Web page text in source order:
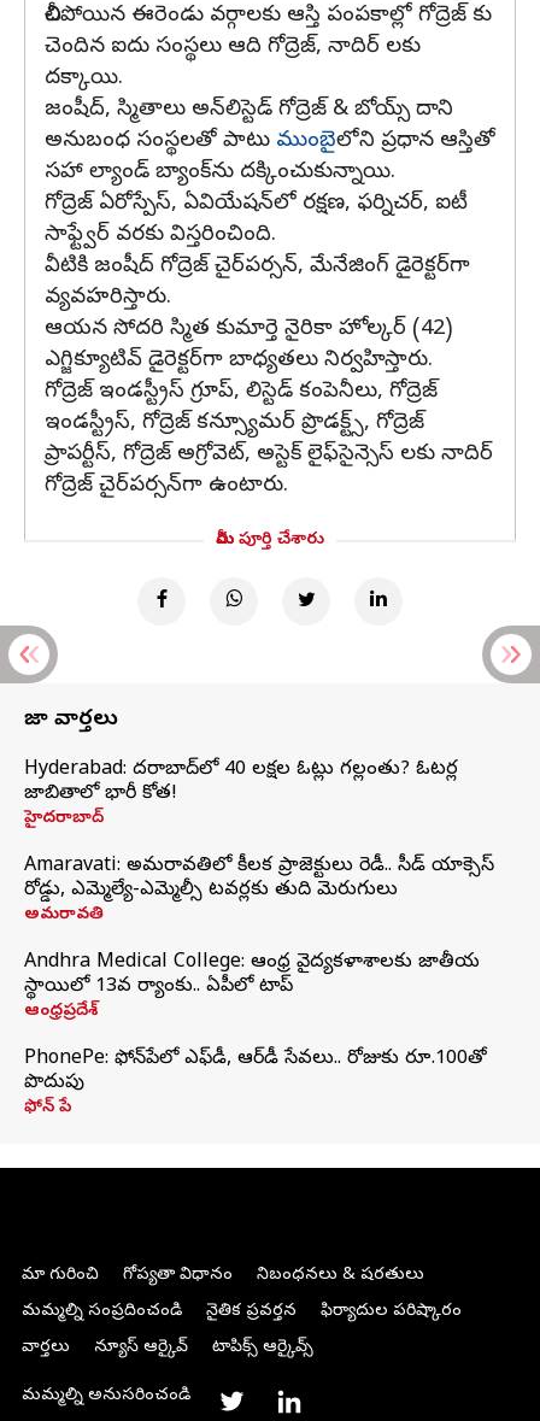
చీలిపోయిన ఈరెండు వర్గాలకు ఆస్తి పంపకాల్లో గోద్రెజ్ కు
చెందిన ఐదు సంస్థలు ఆది గోద్రెజ్, నాదిర్ లకు
దక్కాయి.
జంషీద్, స్మితాలు అన్‌లిస్టెడ్ గోద్రెజ్ & బోయ్స్ దాని
అనుబంధ సంస్థలతో పాటు ముంబైలోని ప్రధాన ఆస్తితో
సహా ల్యాండ్ బ్యాంక్‌ను దక్కించుకున్నాయి.
గోద్రెజ్ ఏరోస్పేస్, ఏవియేషన్‌లో రక్షణ, ఫర్నిచర్, ఐటీ
సాఫ్ట్వేర్ వరకు విస్తరించింది.
వీటికి జంషీద్ గోద్రెజ్ చైర్‌పర్సన్, మేనేజింగ్ డైరెక్టర్‌గా
వ్యవహరిస్తారు.
ఆయన సోదరి స్మిత కుమార్తె నైరికా హోల్కర్ (42)
ఎగ్జిక్యూటివ్ డైరెక్టర్‌గా బాధ్యతలు నిర్వహిస్తారు.
గోద్రెజ్ ఇండస్ట్రీస్ గ్రూప్, లిస్టెడ్ కంపెనీలు, గోద్రెజ్
ఇండస్ట్రీస్, గోద్రెజ్ కన్స్యూమర్ ప్రొడక్ట్స్, గోద్రెజ్
ప్రాపర్టీస్, గోద్రెజ్ అగ్రోవెట్, అస్టెక్ లైఫ్‌సైన్సెస్ లకు నాదిర్
గోద్రెజ్ చైర్‌పర్సన్‌గా ఉంటారు.
మీరు పూర్తి చేశారు
తాజా వార్తలు
Hyderabad: హైదరాబాద్‌లో 40 లక్షల ఓట్లు గల్లంతు? ఓటర్ల
జాబితాలో భారీ కోత!
హైదరాబాద్
Amaravati: అమరావతిలో కీలక ప్రాజెక్టులు రెడీ.. సీడ్‌ యాక్సెస్‌
రోడ్డు, ఎమ్మెల్యే-ఎమ్మెల్సీ టవర్లకు తుది మెరుగులు
అమరావతి
Andhra Medical College: ఆంధ్ర వైద్యకళాశాలకు జాతీయ
స్థాయిలో 13వ ర్యాంకు.. ఏపీలో టాప్
ఆంధ్రప్రదేశ్
PhonePe: ఫోన్‌పేలో ఎఫ్‌డీ, ఆర్‌డీ సేవలు.. రోజుకు రూ.100తో
పొదుపు
ఫోన్‌ పే
మా గురించి గోప్యతా విధానం
నిబంధనలు & షరతులు
మమ్మల్ని సంప్రదించండి
నైతిక ప్రవర్తన
ఫిర్యాదుల పరిష్కారం
వార్తలు
న్యూస్ ఆర్కైవ్ టాపిక్స్ ఆర్కైవ్స్
మమ్మల్ని అనుసరించండి